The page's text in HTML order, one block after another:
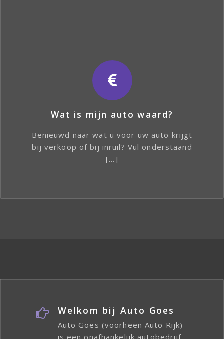
Wat is mijn auto waard?
Benieuwd naar wat u voor uw auto krijgt
bij verkoop of bij inruil? Vul onderstaand
[…]
Welkom bij Auto Goes
Auto Goes (voorheen Auto Rijk)
is een onafhankelijk autobedrijf